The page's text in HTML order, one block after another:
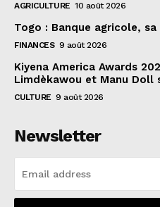
AGRICULTURE 10 août 2026
Togo : Banque agricole, sa
FINANCES 9 août 2026
Kiyena America Awards
Limdèkawou et Manu Doll
CULTURE 9 août 2026
Newsletter